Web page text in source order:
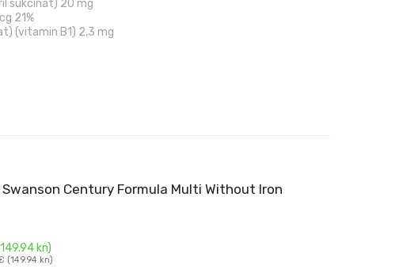
sukcinat) 20 mg
21%
(vitamin B1) 2,3 mg
Century Formula Multi Without Iron
kn)
(149.94 kn)